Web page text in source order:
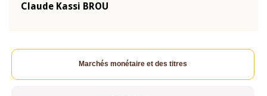
Claude Kassi BROU
Marchés monétaire et des titres